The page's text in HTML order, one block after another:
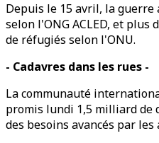
Depuis le 15 avril, la guerre
selon l'ONG ACLED, et plus
de réfugiés selon l'ONU.
- Cadavres dans les rues -
La communauté
promis lundi 1,5 milliard de
des besoins avancés par